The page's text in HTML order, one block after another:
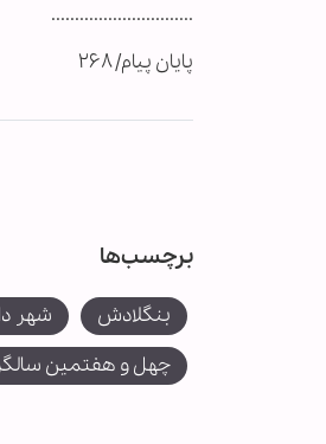
..............................
پایان پیام/ ۲۶۸
برچسب‌ها
بنگلادش شهر
چهل و هفتمین